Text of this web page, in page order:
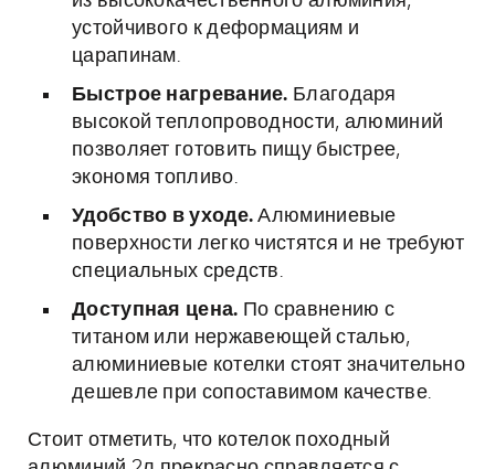
устойчивого к деформациям и
царапинам.
Быстрое нагревание. Благодаря
высокой теплопроводности, алюминий
позволяет готовить пищу быстрее,
экономя топливо.
Удобство в уходе. Алюминиевые
поверхности легко чистятся и не требуют
специальных средств.
Доступная цена. По сравнению с
титаном или нержавеющей сталью,
алюминиевые котелки стоят значительно
дешевле при сопоставимом качестве.
Стоит отметить, что котелок походный